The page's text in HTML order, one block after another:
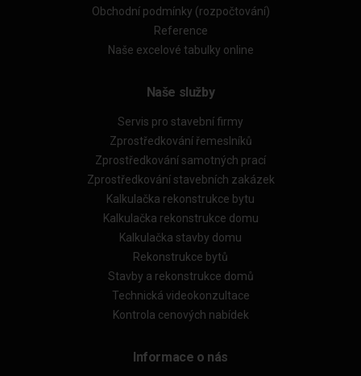
Obchodní podmínky (rozpočtování)
Reference
Naše excelové tabulky online
Naše služby
Servis pro stavební firmy
Zprostředkování řemeslníků
Zprostředkování samotných prací
Zprostředkování stavebních zakázek
Kalkulačka rekonstrukce bytu
Kalkulačka rekonstrukce domu
Kalkulačka stavby domu
Rekonstrukce bytů
Stavby a rekonstrukce domů
Technická videokonzultace
Kontrola cenových nabídek
Informace o nás